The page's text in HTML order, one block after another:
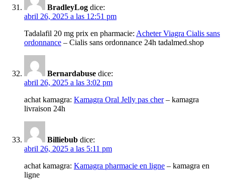
BradleyLog dice:
abril 26, 2025 a las 12:51 pm
Tadalafil 20 mg prix en pharmacie: Acheter Viagra Cialis sans
ordonnance – Cialis sans ordonnance 24h tadalmed.shop
Bernardabuse dice:
abril 26, 2025 a las 3:02 pm
achat kamagra: Kamagra Oral Jelly pas cher– kamagra
livraison 24h
Billiebub dice:
abril 26, 2025 a las 5:11 pm
achat kamagra: Kamagra pharmacie en ligne – kamagra en
ligne